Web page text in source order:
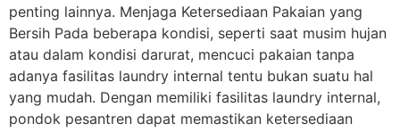
penting lainnya. Menjaga Ketersediaan Pakaian yang
Bersih Pada beberapa kondisi, seperti saat musim hujan
atau dalam kondisi darurat, mencuci pakaian tanpa
adanya fasilitas laundry internal tentu bukan suatu hal
yang mudah. Dengan memiliki fasilitas laundry internal,
pondok pesantren dapat memastikan ketersediaan